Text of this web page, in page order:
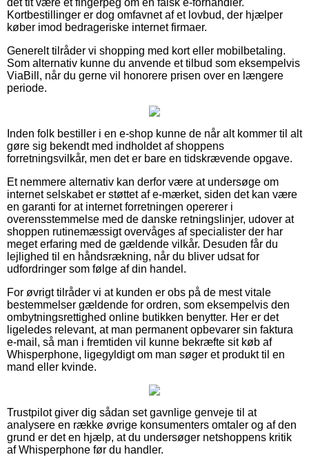
Kortbestillinger er dog omfavnet af et lovbud, der hjælper
køber imod bedrageriske internet firmaer.
Generelt tilråder vi shopping med kort eller mobilbetaling.
Som alternativ kunne du anvende et tilbud som eksempelvis
ViaBill, når du gerne vil honorere prisen over en længere
periode.
Inden folk bestiller i en e-shop kunne de når alt kommer til alt
gøre sig bekendt med indholdet af shoppens
forretningsvilkår, men det er bare en tidskrævende opgave.
Et nemmere alternativ kan derfor være at undersøge om
internet selskabet er støttet af e-mærket, siden det kan være
en garanti for at internet forretningen opererer i
overensstemmelse med de danske retningslinjer, udover at
shoppen rutinemæssigt overvåges af specialister der har
meget erfaring med de gældende vilkår. Desuden får du
lejlighed til en håndsrækning, når du bliver udsat for
udfordringer som følge af din handel.
For øvrigt tilråder vi at kunden er obs på de mest vitale
bestemmelser gældende for ordren, som eksempelvis den
ombytningsrettighed online butikken benytter. Her er det
ligeledes relevant, at man permanent opbevarer sin faktura
e-mail, så man i fremtiden vil kunne bekræfte sit køb af
Whisperphone, ligegyldigt om man søger et produkt til en
mand eller kvinde.
Trustpilot giver dig sådan set gavnlige genveje til at
analysere en række øvrige konsumenters omtaler og af den
grund er det en hjælp, at du undersøger netshoppens kritik
af Whisperphone før du handler.